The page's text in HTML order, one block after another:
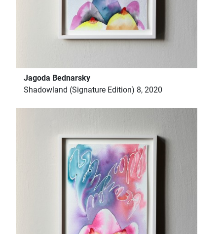
Jagoda Bednarsky
Shadowland (Signature Edition) 8, 2020